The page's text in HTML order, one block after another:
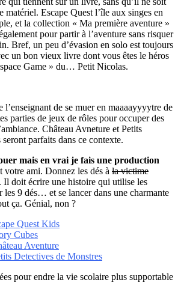
matériel. Escape Quest l’île aux singes en
et la collection « Ma première aventure »
pour partir à l’aventure sans risquer
Bref, un peu d’évasion en solo est toujours
un bon vieux livre dont vous êtes le héros
Game » du… Petit Nicolas.
l’enseignant de se muer en maaaayyyytre de
parties de jeux de rôles pour occuper des
Château Avneture et Petits
parfaits dans ce contexte.
mais en vrai je fais une production
votre ami. Donnez les dés à la victime
Il doit écrire une histoire qui utilise les
les 9 dés… et se lancer dans une charmante
ça. Génial, non ?
Quest Kids
Cubes
Aventure
Detectives de Monstres
pour endre la vie scolaire plus supportable